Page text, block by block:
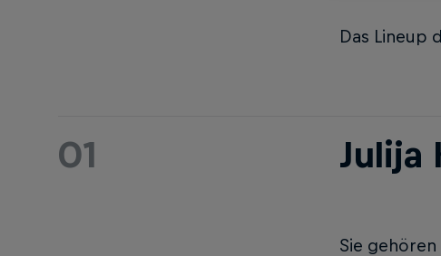
Das Lineup
01 Julija
Sie